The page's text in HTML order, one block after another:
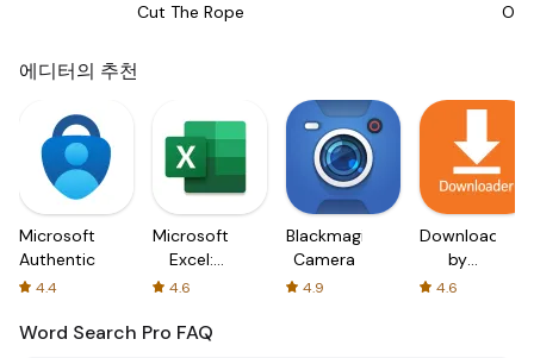
Cut The Rope Om
에디터의 추천
Microsoft
Authenticator
4.4
Microsoft
Excel:
Spreadsheets
4.6
Blackmagic
Camera
4.9
Downloader
by
AFTVnews
4.6
Word Search Pro FAQ